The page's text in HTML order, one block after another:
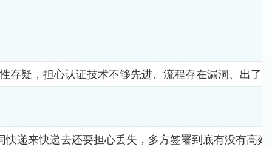
疑，担心认证技术不够先进、流程存在漏洞、出了
递来快递去还要担心丢失，多方签署到底有没有高